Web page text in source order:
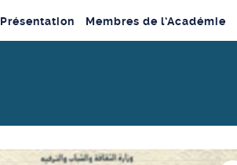
Présentation Membres de l’Académie